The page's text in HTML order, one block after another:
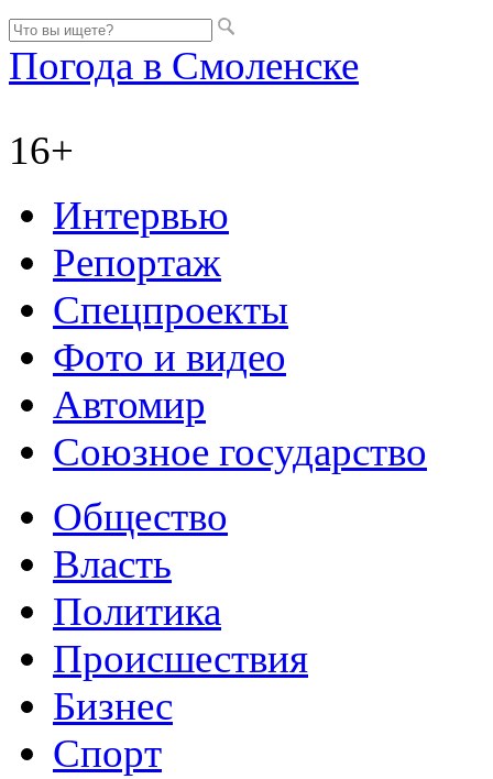
Погода в Смоленске
16+
Интервью
Репортаж
Спецпроекты
Фото и видео
Автомир
Союзное государство
Общество
Власть
Политика
Происшествия
Бизнес
Спорт